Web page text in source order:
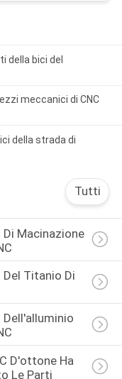
della bici del
meccanici di CNC
della strada di
Tutti
Di Macinazione
Del Titanio Di
Dell'alluminio
D'ottone Ha
Le Parti